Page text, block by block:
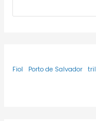
Fiol Porto de Salvador